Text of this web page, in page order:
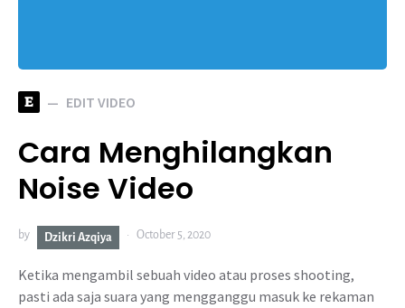
E EDIT VIDEO
Cara Menghilangkan
Noise Video
by Dzikri Azqiya October 5, 2020
Ketika mengambil sebuah video atau proses shooting,
pasti ada saja suara yang mengganggu masuk ke rekaman